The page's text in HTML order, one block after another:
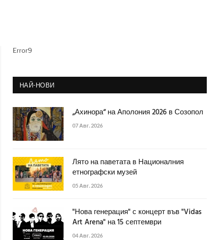
Error9
НАЙ-НОВИ
„Ахинора“ на Аполония 2026 в Созопол
07 Авг. 2026
Лято на паветата в Националния
етнографски музей
05 Авг. 2026
"Нова генерация" с концерт във "Vidas
Art Arena" на 15 септември
04 Авг. 2026